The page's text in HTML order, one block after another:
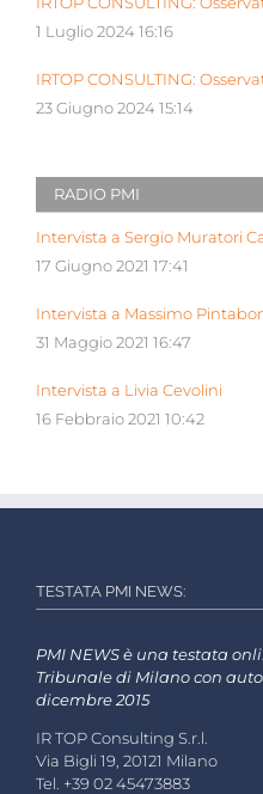
1 Luglio 2024 16:16
IRTOP CONSULTING:
23 Giugno 2024 15:14
RADIO PMI
Intervista a Sergio Muratori
17 Giugno 2021 17:41
Intervista a Massimo
31 Maggio 2021 16:47
Intervista a Livia Cevolini
16 Febbraio 2021 10:42
TESTATA PMI NEWS:
PMI NEWS è una testata
Tribunale di Milano con
dicembre 2015
IR TOP Consulting S.r.l.
Via Bigli 19, 20121 Milano
Tel. +39 02 45473883